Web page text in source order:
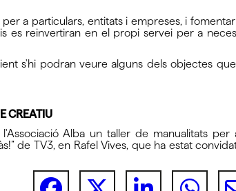
a particulars, entitats i empreses, i
es reinvertiran en el propi servei per a
s'hi podran veure alguns dels objectes
CREATIU
Alba un taller de manualitats per
de TV3, en Rafel Vives, que ha estat